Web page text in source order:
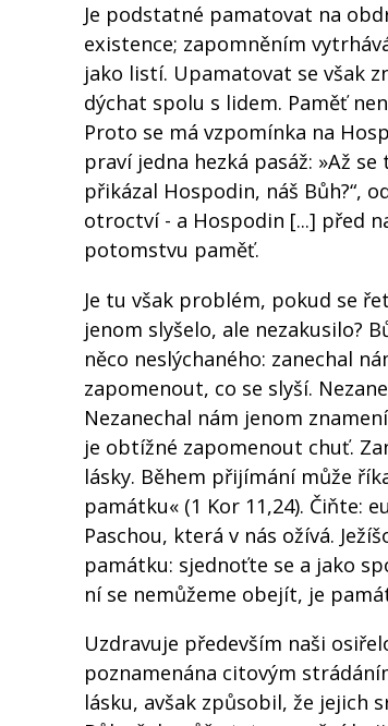
Je podstatné pamatovat na
existence; zapomněním
jako listí. Upamatovat se však
dýchat spolu s lidem. Paměť
Proto se má vzpomínka na
praví jedna hezká pasáž: »Až
přikázal Hospodin, náš Bůh?“,
otroctví - a Hospodin [...] před
potomstvu paměť.
Je tu však problém, pokud se
jenom slyšelo, ale nezakusilo?
něco neslýchaného: zanechal
zapomenout, co se slyší.
Nezanechal nám jenom
je obtížné zapomenout chuť.
lásky. Během přijímání může
památku« (1 Kor 11,24). Čiňte:
Paschou, která v nás ožívá.
památku: sjednoťte se a jako
ní se nemůžeme obejít, je
Uzdravuje především naši
poznamenána citovým
lásku, avšak způsobil, že jejich